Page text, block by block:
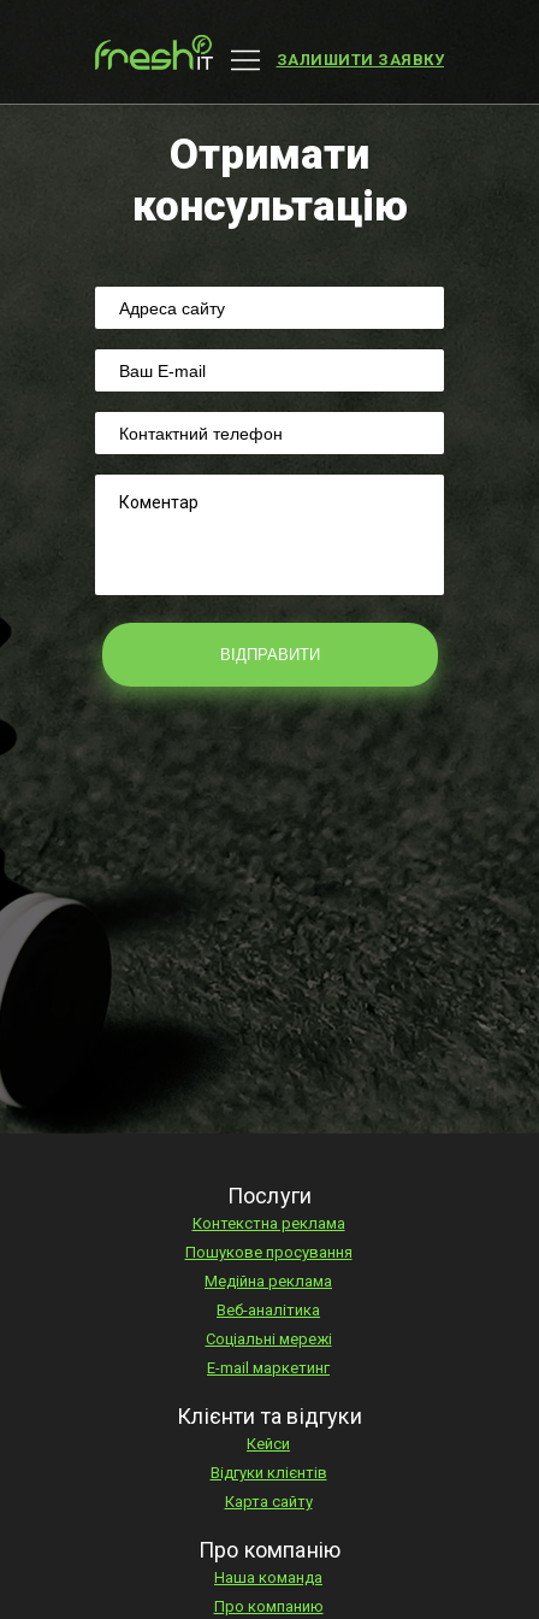
ЗАЛИШИТИ ЗАЯВКУ
Отримати
консультацію
Послуги
Контекстна реклама
Пошукове просування
Медійна реклама
Веб-аналітика
Соціальні мережі
E-mail маркетинг
Клієнти та відгуки
Кейси
Відгуки клієнтів
Карта сайту
Про компанію
Наша команда
Про компанию